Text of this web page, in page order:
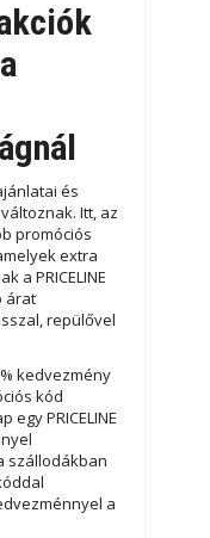
és
Itt, az
promóciós
extra
a PRICELINE
árat
repülővel
kedvezmény
kód
egy PRICELINE
szállodákban
a